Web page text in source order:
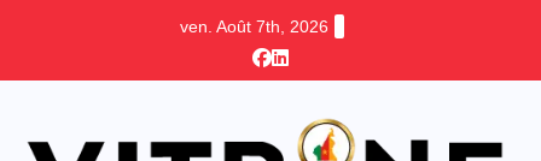
ven. Août 7th, 2026